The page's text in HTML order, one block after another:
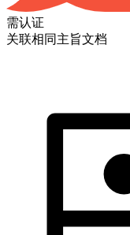
需认证
关联相同主旨文档